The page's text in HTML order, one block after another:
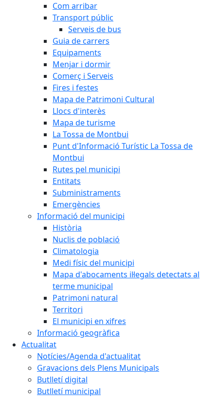
Com arribar
Transport públic
Serveis de bus
Guia de carrers
Equipaments
Menjar i dormir
Comerç i Serveis
Fires i festes
Mapa de Patrimoni Cultural
Llocs d'interès
Mapa de turisme
La Tossa de Montbui
Punt d'Informació Turístic La Tossa de
Montbui
Rutes pel municipi
Entitats
Subministraments
Emergències
Informació del municipi
Història
Nuclis de població
Climatologia
Medi físic del municipi
Mapa d'abocaments il·legals detectats al
terme municipal
Patrimoni natural
Territori
El municipi en xifres
Informació geogràfica
Actualitat
Notícies/Agenda d'actualitat
Gravacions dels Plens Municipals
Butlletí digital
Butlletí municipal